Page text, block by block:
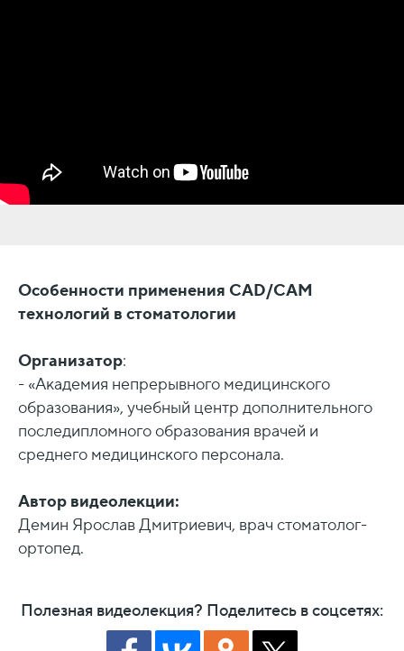
Особенности применения CAD/CAM
технологий в стоматологии
Организатор:
- «Академия непрерывного медицинского
образования», учебный центр дополнительного
последипломного образования врачей и
среднего медицинского персонала.
Автор видеолекции:
Демин Ярослав Дмитриевич, врач стоматолог-
ортопед.
Полезная видеолекция? Поделитесь в соцсетях: